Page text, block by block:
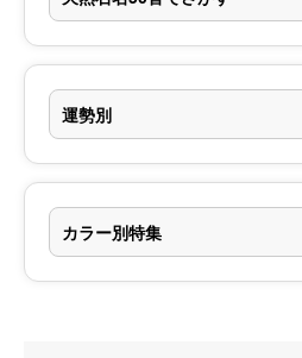
運勢別
カラー別特集